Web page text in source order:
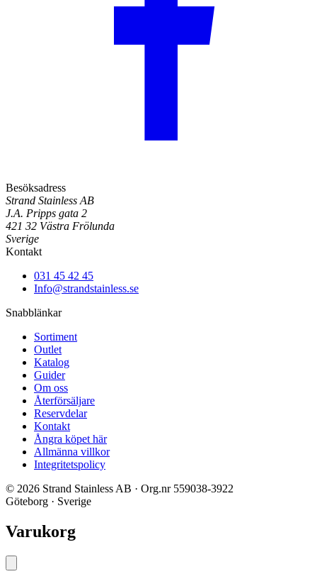
Besöksadress
Strand Stainless AB
J.A. Pripps gata 2
421 32 Västra Frölunda
Sverige
Kontakt
031 45 42 45
Info@strandstainless.se
Snabblänkar
Sortiment
Outlet
Katalog
Guider
Om oss
Återförsäljare
Reservdelar
Kontakt
Ångra köpet här
Allmänna villkor
Integritetspolicy
© 2026 Strand Stainless AB · Org.nr 559038-3922
Göteborg · Sverige
Varukorg